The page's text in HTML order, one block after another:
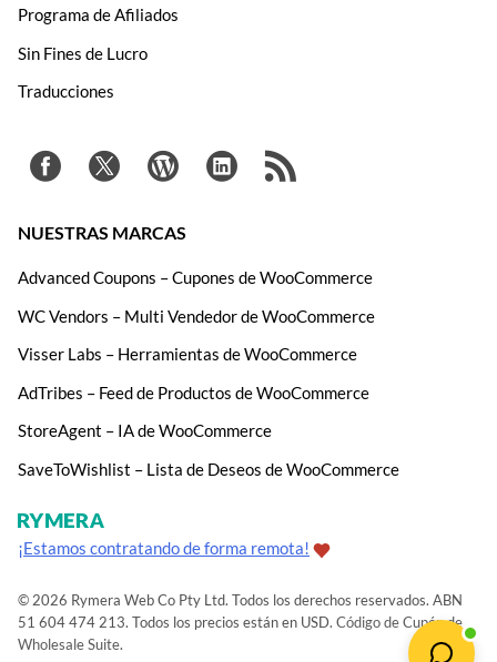
Programa de Afiliados
Sin Fines de Lucro
Traducciones
NUESTRAS MARCAS
Advanced Coupons – Cupones de WooCommerce
WC Vendors – Multi Vendedor de WooCommerce
Visser Labs – Herramientas de WooCommerce
AdTribes – Feed de Productos de WooCommerce
StoreAgent – IA de WooCommerce
SaveToWishlist – Lista de Deseos de WooCommerce
¡Estamos contratando de forma remota!
© 2026 Rymera Web Co Pty Ltd. Todos los derechos reservados. ABN
51 604 474 213. Todos los precios están en USD. Código de Cupón de
Wholesale Suite.